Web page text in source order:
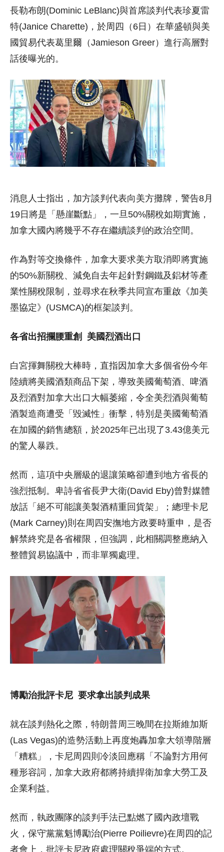
長勒布朗(Dominic LeBlanc)與首席談判代表珍夏雷
特(Janice Charette)，於周四（6日）在華盛頓與美
國貿易代表葛里爾（Jamieson Greer）進行高層對
話後曝光的。
消息人士指出，加方談判代表向美方攤牌，警告8月
19日將是「懸崖斷點」，一旦50%關稅如期實施，
加拿大國內將幾乎不存在繼續談判的政治空間。
作為對等交換條件，加拿大要求美方取消即將實施
的50%新關稅、減免自去年起針對鋼鐵及鋁材等產
業性關稅限制，並尋求在秋季共同宣布重啟《加美
墨協定》(USMCA)的框架談判。
各省出招攔腰重創 美國烈酒出口
白宮揮舞關稅大棒時，直指因加拿大多個省份今年
陸續將美國酒類商品下架，導致美國葡萄酒、啤酒
及烈酒對加拿大出口大幅萎縮，令全美烈酒與葡萄
酒製造商遭受「毀滅性」衝擊，特別是美國葡萄酒
在加國的銷售總額，於2025年已出現了3.43億美元
的驚人暴跌。
然而，這項中央層級的退讓策略卻遭到地方省長的
強烈抵制。卑詩省省長尹大衛(David Eby)曾對媒體
放話「絕不可能讓美製酒精重回貨架」；總理卡尼
(Mark Carney)則在周四安撫地方政要時重申，是否
解禁終究是各省權限，但強調，此相關調整應納入
整體貿易協議中，而非單獨處理。
博勵治批評卡尼 要求拿出談判成果
就在談判熱化之際，特朗普周三晚間在拉斯維加斯
(Las Vegas)的造勢活動上再度炮轟加拿大領導階層
「糟糕」，卡尼周四則冷淡回應稱「不論對方用何
種形容詞，加拿大政府都將持續捍衛加拿大勞工及
企業利益。
然而，執政團隊的談判手法已點燃了國內政壇戰
火，保守黨黨魁博勵治(Pierre Poilievre)在周四的記
者會上，批評卡尼政府處理關稅爭端的方式。